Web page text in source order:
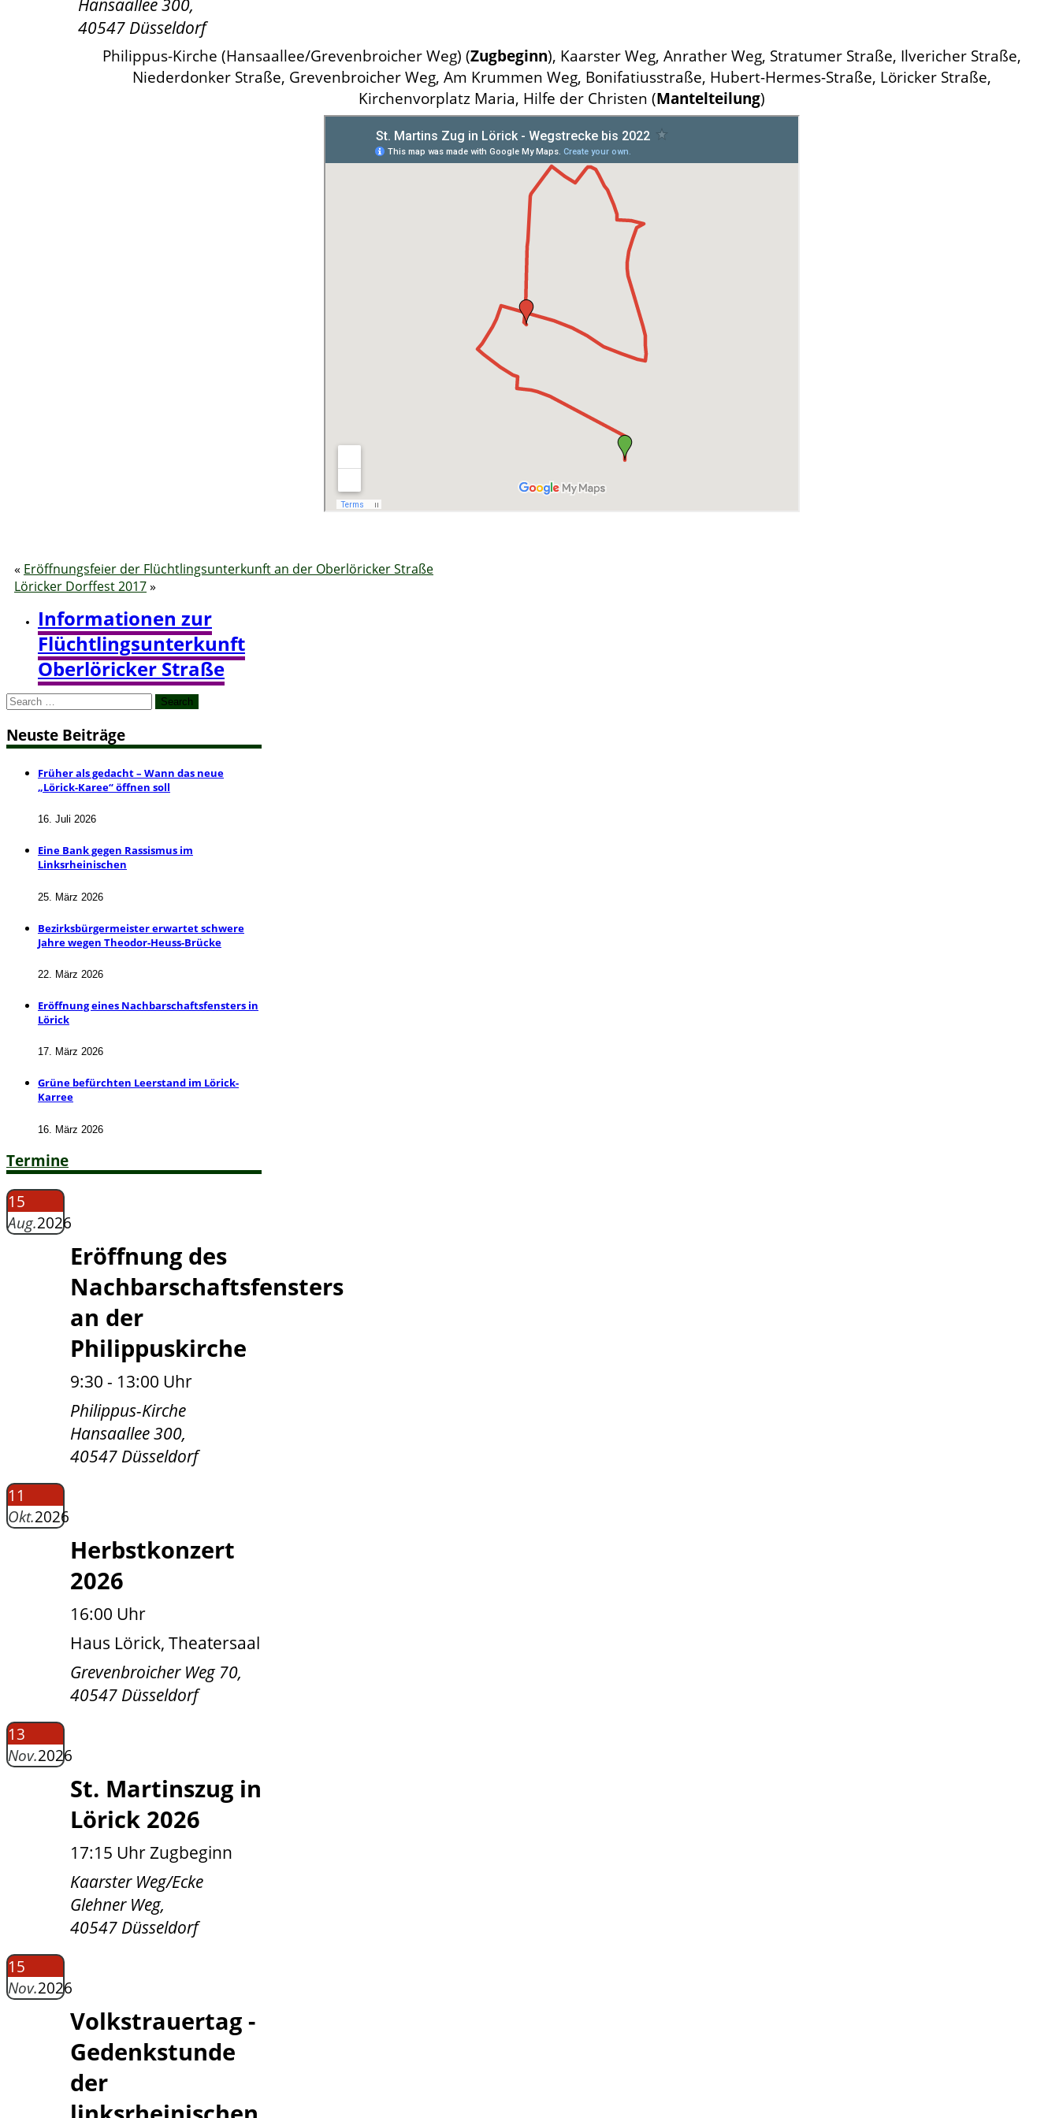
40547 Düsseldorf
Philippus-Kirche (Hansaallee/Grevenbroicher Weg) (Zugbeginn), Kaarster Weg, Anrather Weg, Stratumer Straße, Ilvericher Straße,
Niederdonker Straße, Grevenbroicher Weg, Am Krummen Weg, Bonifatiusstraße, Hubert-Hermes-Straße, Löricker Straße,
Kirchenvorplatz Maria, Hilfe der Christen (Mantelteilung)
« Eröffnungsfeier der Flüchtlingsunterkunft an der Oberlöricker Straße
Löricker Dorffest 2017»
Informationen zur
Flüchtlingsunterkunft
Oberlöricker Straße
Search
Neuste Beiträge
Früher als gedacht – Wann das neue
„Lörick-Karee“ öffnen soll
16. Juli 2026
Eine Bank gegen Rassismus im
Linksrheinischen
25. März 2026
Bezirksbürgermeister erwartet schwere
Jahre wegen Theodor-Heuss-Brücke
22. März 2026
Eröffnung eines Nachbarschaftsfensters in
Lörick
17. März 2026
Grüne befürchten Leerstand im Lörick-
Karree
16. März 2026
Termine
15
Aug.2026
Eröffnung des
Nachbarschaftsfensters
an der
Philippuskirche
9:30 - 13:00 Uhr
Philippus-Kirche
Hansaallee 300,
40547 Düsseldorf
11
Okt.2026
Herbstkonzert
2026
16:00 Uhr
Haus Lörick, Theatersaal
Grevenbroicher Weg 70,
40547 Düsseldorf
13
Nov.2026
St. Martinszug in
Lörick 2026
17:15 Uhr Zugbeginn
Kaarster Weg/Ecke
Glehner Weg,
40547 Düsseldorf
15
Nov.2026
Volkstrauertag -
Gedenkstunde
der